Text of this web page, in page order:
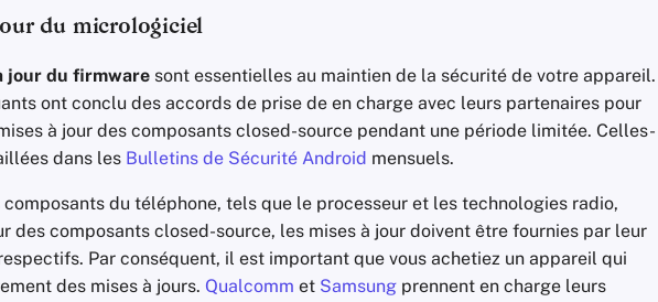
du micrologiciel
jour du firmware sont essentielles au maintien de la sécurité de votre appareil.
ont conclu des accords de prise de en charge avec leurs partenaires pour
à jour des composants closed-source pendant une période limitée. Celles-
dans les Bulletins de Sécurité Android mensuels.
composants du téléphone, tels que le processeur et les technologies radio,
des composants closed-source, les mises à jour doivent être fournies par leur
Par conséquent, il est important que vous achetiez un appareil qui
des mises à jours. Qualcomm et Samsung prennent en charge leurs